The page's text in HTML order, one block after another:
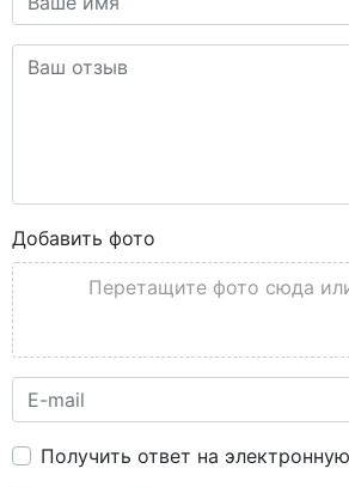
Добавить фото
Перетащите фото сюда
Получить ответ на